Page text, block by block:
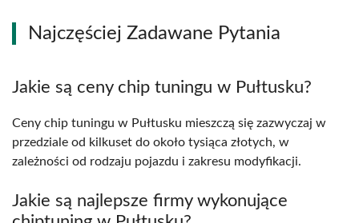
Najczęściej Zadawane Pytania
Jakie są ceny chip tuningu w Pułtusku?
Ceny chip tuningu w Pułtusku mieszczą się zazwyczaj w
przedziale od kilkuset do około tysiąca złotych, w
zależności od rodzaju pojazdu i zakresu modyfikacji.
Jakie są najlepsze firmy wykonujące